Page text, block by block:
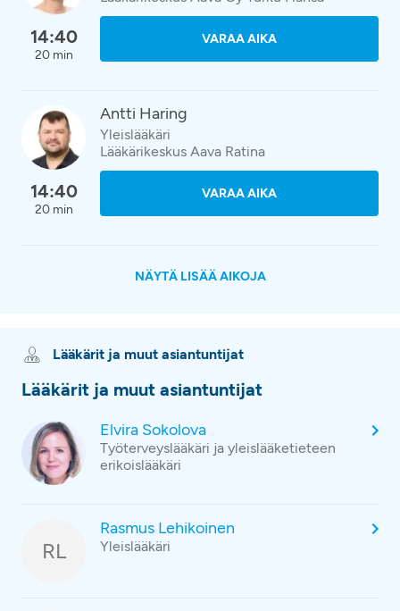
14:40
20 min
VARAA AIKA
14:40
20 min
Antti Haring
Yleislääkäri
Lääkärikeskus Aava Ratina
VARAA AIKA
NÄYTÄ LISÄÄ AIKOJA
Lääkärit ja muut asiantuntijat
Lääkärit ja muut asiantuntijat
Elvira Sokolova
Työterveyslääkäri ja yleislääketieteen
erikoislääkäri
RL
Rasmus Lehikoinen
Yleislääkäri